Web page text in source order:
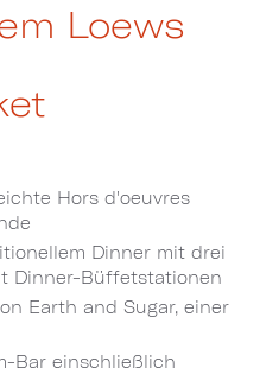
Loews
Hors d'oeuvres
Dinner mit drei
Dinner-Büffetstationen
Earth and Sugar, einer
Bar einschließlich